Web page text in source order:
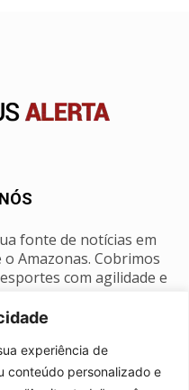
experiência de
conteúdo personalizado e
fonte de notícias em
Amazonas. Cobrimos
com agilidade e